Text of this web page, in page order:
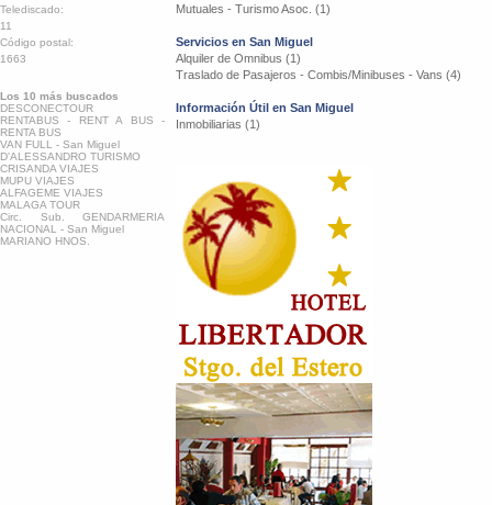
Telediscado:
11
Código postal:
1663
Los 10 más buscados
DESCONECTOUR
RENTABUS - RENT A BUS -
RENTA BUS
VAN FULL - San Miguel
D'ALESSANDRO TURISMO
CRISANDA VIAJES
MUPU VIAJES
ALFAGEME VIAJES
MALAGA TOUR
Circ. Sub. GENDARMERIA
NACIONAL - San Miguel
MARIANO HNOS.
Mutuales - Turismo Asoc. (1)
Servicios en San Miguel
Alquiler de Omnibus (1)
Traslado de Pasajeros - Combis/Minibuses - Vans (4)
Información Útil en San Miguel
Inmobiliarias (1)